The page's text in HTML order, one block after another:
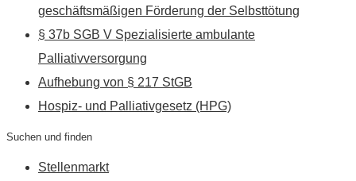
geschäftsmäßigen Förderung der Selbsttötung
§ 37b SGB V Spezialisierte ambulante
Palliativversorgung
Aufhebung von § 217 StGB
Hospiz- und Palliativgesetz (HPG)
Suchen und finden
Stellenmarkt